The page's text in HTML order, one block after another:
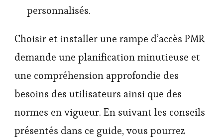
personnalisés.
Choisir et installer une rampe d’accès PMR
demande une planification minutieuse et
une compréhension approfondie des
besoins des utilisateurs ainsi que des
normes en vigueur. En suivant les conseils
présentés dans ce guide, vous pourrez